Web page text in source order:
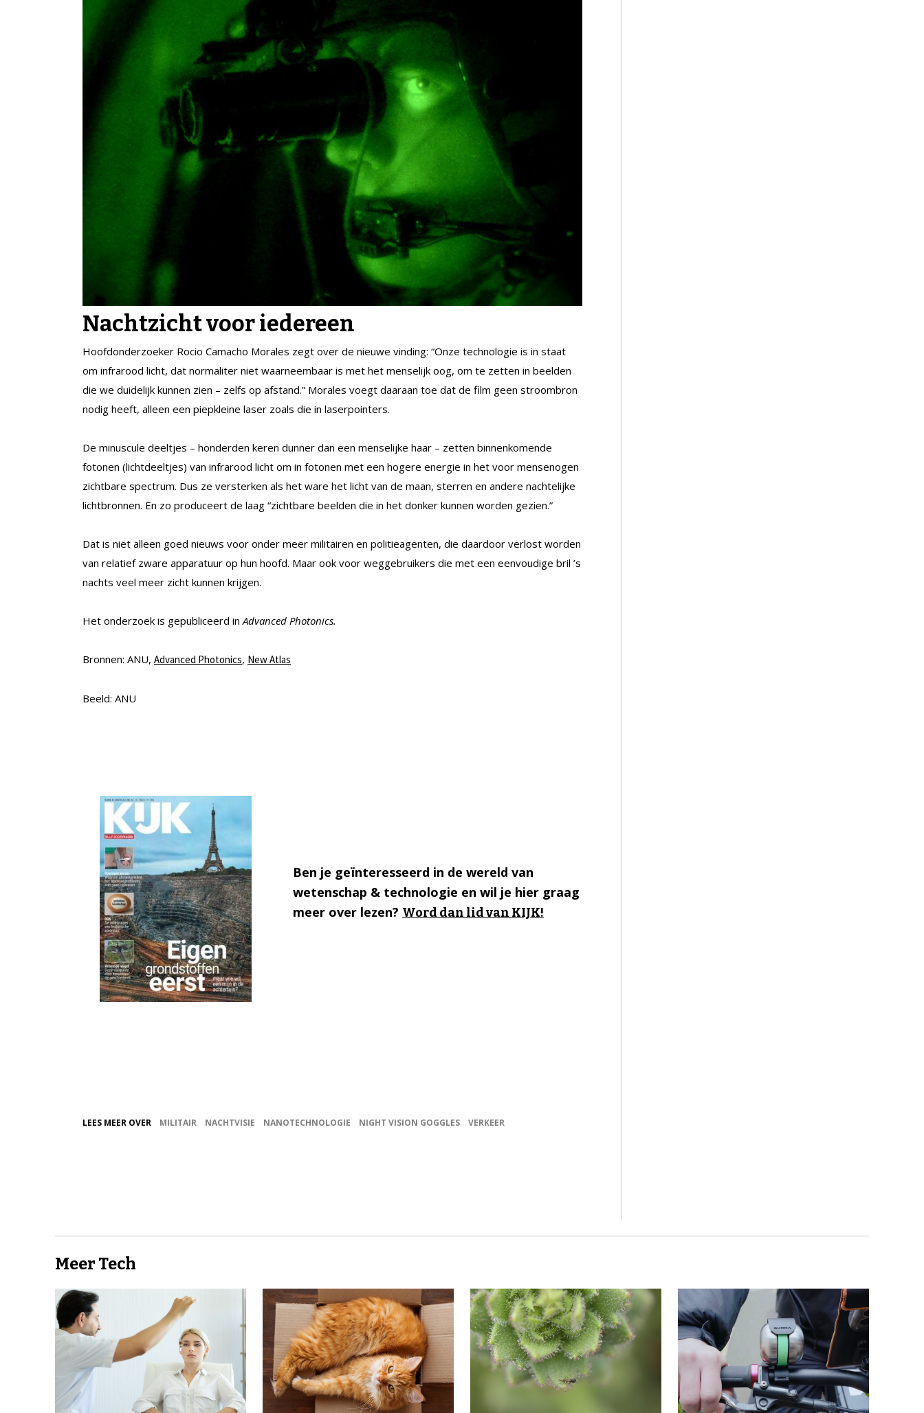
Nachtzicht voor iedereen
Hoofdonderzoeker Rocio Camacho Morales zegt over de nieuwe vinding: “Onze technologie is in staat
om infrarood licht, dat normaliter niet waarneembaar is met het menselijk oog, om te zetten in beelden
die we duidelijk kunnen zien – zelfs op afstand.” Morales voegt daaraan toe dat de film geen stroombron
nodig heeft, alleen een piepkleine laser zoals die in laserpointers.
De minuscule deeltjes – honderden keren dunner dan een menselijke haar – zetten binnenkomende
fotonen (lichtdeeltjes) van infrarood licht om in fotonen met een hogere energie in het voor mensenogen
zichtbare spectrum. Dus ze versterken als het ware het licht van de maan, sterren en andere nachtelijke
lichtbronnen. En zo produceert de laag “zichtbare beelden die in het donker kunnen worden gezien.”
Dat is niet alleen goed nieuws voor onder meer militairen en politieagenten, die daardoor verlost worden
van relatief zware apparatuur op hun hoofd. Maar ook voor weggebruikers die met een eenvoudige bril ’s
nachts veel meer zicht kunnen krijgen.
Het onderzoek is gepubliceerd inAdvanced Photonics.
Bronnen: ANU, Advanced Photonics, New Atlas
Beeld: ANU
Ben je geïnteresseerd in de wereld van
wetenschap & technologie en wil je hier graag
meer over lezen? Word dan lid van KIJK!
LEES MEER OVER MILITAIR NACHTVISIE NANOTECHNOLOGIE NIGHT VISION GOGGLES VERKEER
Meer Tech